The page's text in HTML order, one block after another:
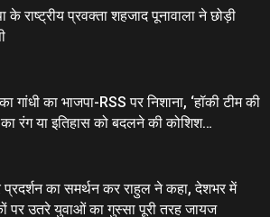
के राष्ट्रीय प्रवक्ता शहजाद पूनावाला ने छोड़ी
गांधी का भाजपा-RSS पर निशाना, ‘हॉकी टीम की
का रंग या इतिहास को बदलने की कोशिश…
प्रदर्शन का समर्थन कर राहुल ने कहा, देशभर में
पर उतरे युवाओं का गुस्सा पूरी तरह जायज